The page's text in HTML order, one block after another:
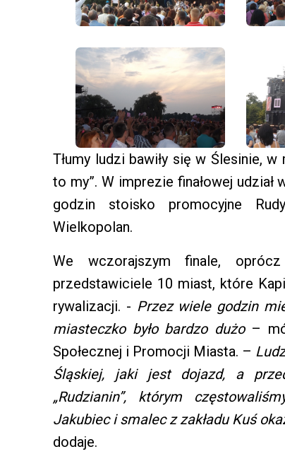
Tłumy ludzi bawiły się w Ślesinie,
to my”. W imprezie finałowej
godzin stoisko promocyjne
Wielkopolan.
We wczorajszym finale,
przedstawiciele 10 miast, które
rywalizacji. - Przez wiele godzin
miasteczko było bardzo dużo–
Społecznej i Promocji Miasta. –
Śląskiej, jaki jest dojazd, a
„Rudzianin”, którym
Jakubiec i smalec z zakładu Kuś
dodaje.